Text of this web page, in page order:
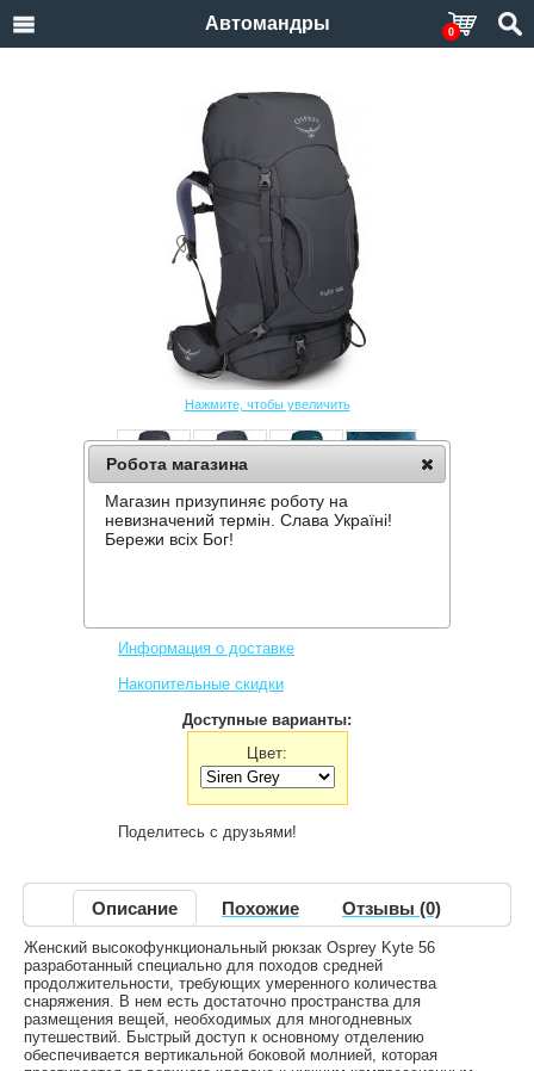
Автомандры 0
Нажмите, чтобы увеличить
РЮКЗАК OSPREY KYTE 56
Информация о доставке
Накопительные скидки
Доступные варианты:
Цвет:
Поделитесь с друзьями!
Описание Похожие Отзывы (0)
Женский высокофункциональный рюкзак Osprey Kyte 56
разработанный специально для походов средней
продолжительности, требующих умеренного количества
снаряжения. В нем есть достаточно пространства для
размещения вещей, необходимых для многодневных
путешествий. Быстрый доступ к основному отделению
обеспечивается вертикальной боковой молнией, которая
Робота магазина
Магазин призупиняє роботу на
невизначений термін. Слава Україні!
Бережи всіх Бог!